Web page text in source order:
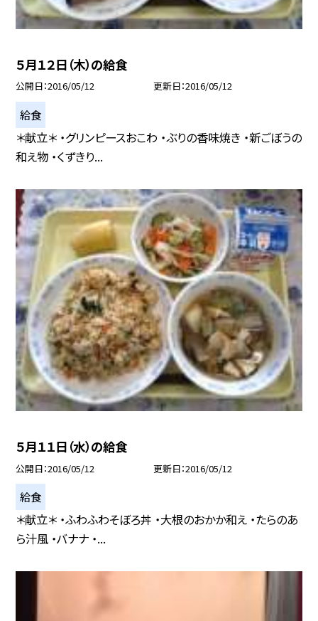
５月１２日（木）の給食
公開日 2016/05/12 更新日 2016/05/12
給食
＊献立＊ ・グリンピースおこわ ・ぶりの香味焼き ・新ごぼうの
和え物 ・くずきり...
５月１１日（水）の給食
公開日 2016/05/12 更新日 2016/05/12
給食
＊献立＊ ・ふわふわそぼろ丼 ・大根のおかか和え ・たらのあ
ら汁風 ・バナナ ・...